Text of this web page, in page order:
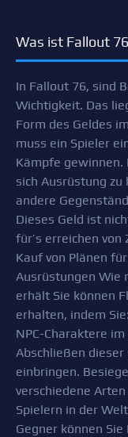
Was ist Fallout
In Fallout 76, sind
Wichtigkeit. Das
Form des Geldes
muss ein Spieler
Kämpfe gewinnen.
sich Ausrüstung
andere
Dieses Geld ist
für’s erreichen
Kauf von Plänen
Ausrüstungen Wie
erhält Sie können
erhalten, indem
NPC-Charaktere
Abschließen dieser
einbringen.
verschiedene
Spielern in der
Gegner können